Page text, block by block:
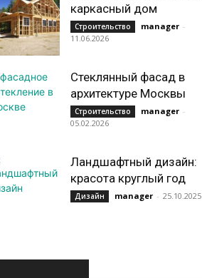
каркасный дом
Строительство manager -
11.06.2026
Стеклянный фасад в
архитектуре Москвы
Строительство manager -
05.02.2026
Ландшафтный дизайн:
красота круглый год
Дизайн manager - 25.10.2025